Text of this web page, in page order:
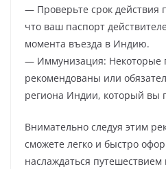
— Проверьте срок действия
что ваш паспорт
момента въезда в Индию.
— Иммунизация: Некоторые
рекомендованы или
региона Индии, который вы
Внимательно следуя этим
сможете легко и быстро
наслаждаться